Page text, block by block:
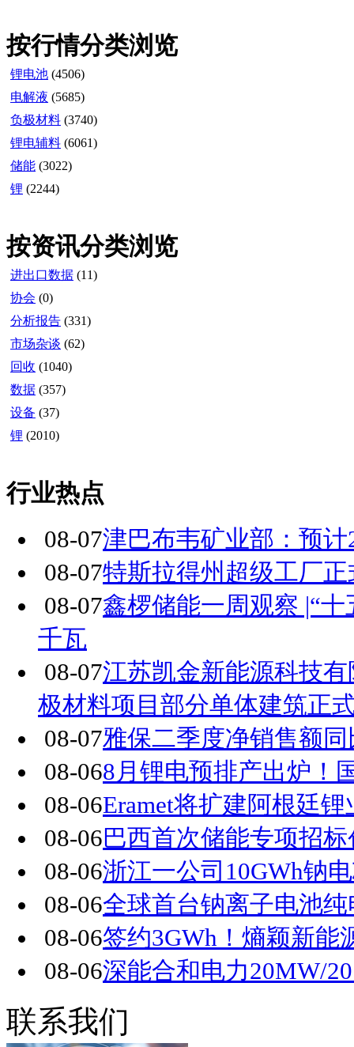
按行情分类浏览
锂电池 (4506)
电解液 (5685)
负极材料 (3740)
锂电辅料 (6061)
储能 (3022)
锂 (2244)
按资讯分类浏览
进出口数据 (11)
协会 (0)
分析报告 (331)
市场杂谈 (62)
回收 (1040)
数据 (357)
设备 (37)
锂 (2010)
行业热点
08-07津巴布韦矿业部：预
08-07特斯拉得州超级工厂
08-07鑫椤储能一周观察 |“
千瓦
08-07江苏凯金新能源科技
极材料项目部分单体建筑正
08-07雅保二季度净销售额同
08-068月锂电预排产出炉！
08-06Eramet将扩建阿根廷锂
08-06巴西首次储能专项招
08-06浙江一公司10GWh钠
08-06全球首台钠离子电池
08-06签约3GWh！熵颖新能
08-06深能合和电力20MW/
联系我们